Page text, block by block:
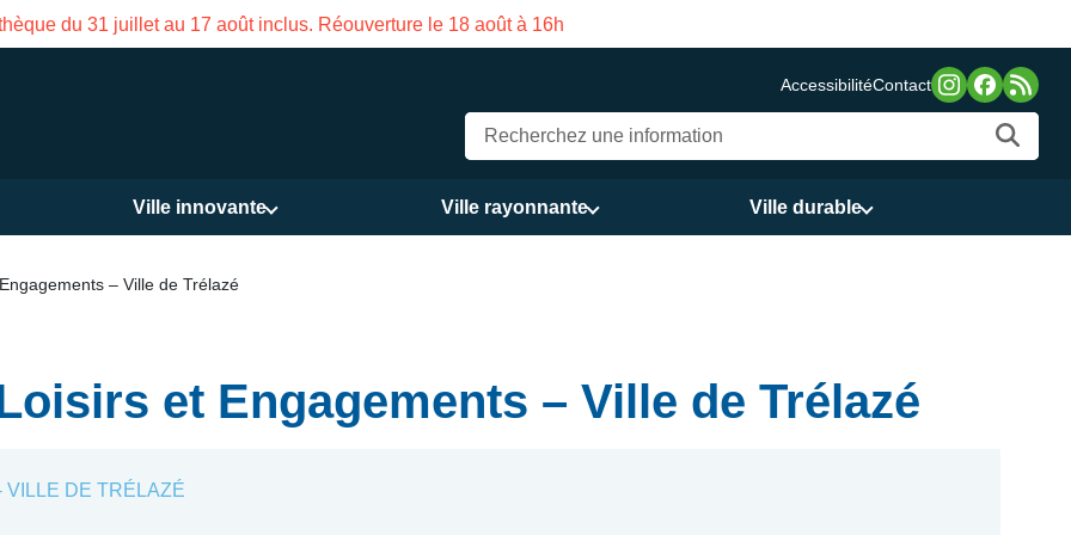
du 31 juillet au 17 août inclus. Réouverture le 18 août à 16h
AccessibilitéContact
Ville innovante Ville rayonnante Ville durable
– Ville de Trélazé
et Engagements – Ville de Trélazé
VILLE DE TRÉLAZÉ